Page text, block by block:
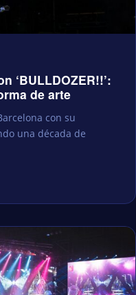
‘BULLDOZER!!’:
de arte
con su
una década de